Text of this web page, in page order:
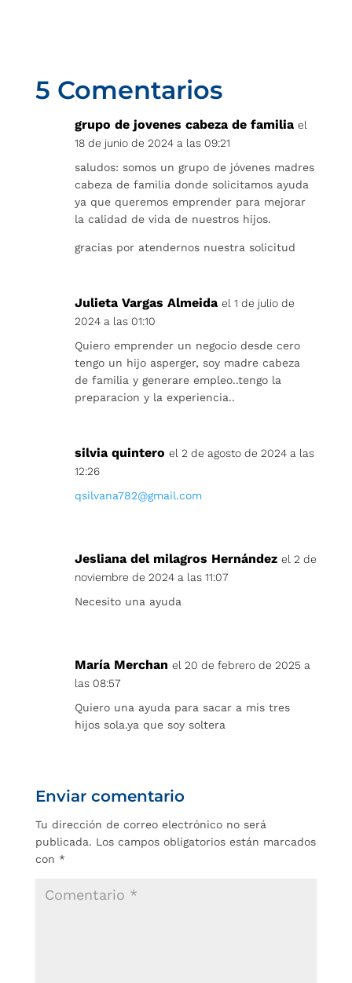
5 Comentarios
grupo de jovenes cabeza de familia el
18 de junio de 2024 a las 09:21
saludos: somos un grupo de jóvenes madres
cabeza de familia donde solicitamos ayuda
ya que queremos emprender para mejorar
la calidad de vida de nuestros hijos.
gracias por atendernos nuestra solicitud
Julieta Vargas Almeida el 1 de julio de
2024 a las 01:10
Quiero emprender un negocio desde cero
tengo un hijo asperger, soy madre cabeza
de familia y generare empleo..tengo la
preparacion y la experiencia..
silvia quintero el 2 de agosto de 2024 a las
12:26
qsilvana782@gmail.com
Jesliana del milagros Hernández el 2 de
noviembre de 2024 a las 11:07
Necesito una ayuda
María Merchan el 20 de febrero de 2025 a
las 08:57
Quiero una ayuda para sacar a mis tres
hijos sola.ya que soy soltera
Enviar comentario
Tu dirección de correo electrónico no será
publicada. Los campos obligatorios están marcados
con *